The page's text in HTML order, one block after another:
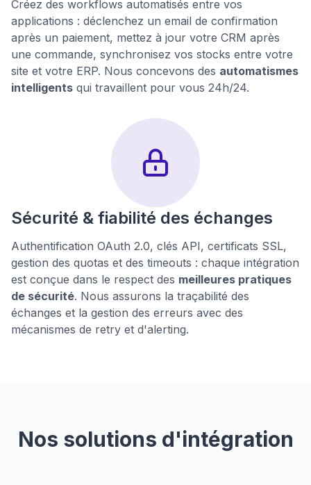
Créez des workflows automatisés entre vos
applications : déclenchez un email de confirmation
après un paiement, mettez à jour votre CRM après
une commande, synchronisez vos stocks entre votre
site et votre ERP. Nous concevons des automatismes
intelligents qui travaillent pour vous 24h/24.
Sécurité & fiabilité des échanges
Authentification OAuth 2.0, clés API, certificats SSL,
gestion des quotas et des timeouts : chaque intégration
est conçue dans le respect des meilleures pratiques
de sécurité. Nous assurons la traçabilité des
échanges et la gestion des erreurs avec des
mécanismes de retry et d'alerting.
Nos solutions d'intégration